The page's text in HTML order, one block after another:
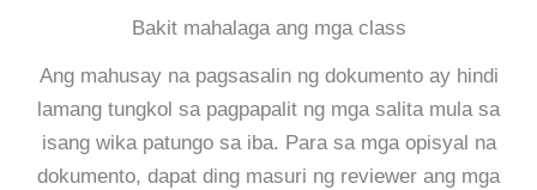
Bakit mahalaga ang mga class
Ang mahusay na pagsasalin ng dokumento ay hindi
lamang tungkol sa pagpapalit ng mga salita mula sa
isang wika patungo sa iba. Para sa mga opisyal na
dokumento, dapat ding masuri ng reviewer ang mga